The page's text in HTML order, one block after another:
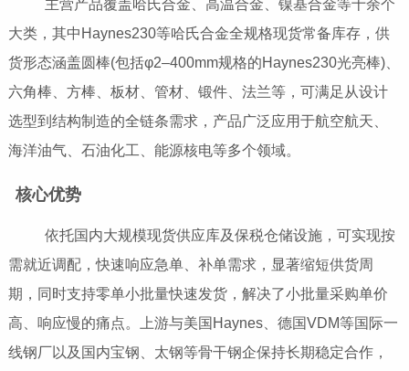
主营产品覆盖哈氏合金、高温合金、镍基合金等十余个
大类，其中Haynes230等哈氏合金全规格现货常备库存，供
货形态涵盖圆棒(包括φ2–400mm规格的Haynes230光亮棒)、
六角棒、方棒、板材、管材、锻件、法兰等，可满足从设计
选型到结构制造的全链条需求，产品广泛应用于航空航天、
海洋油气、石油化工、能源核电等多个领域。
核心优势
依托国内大规模现货供应库及保税仓储设施，可实现按
需就近调配，快速响应急单、补单需求，显著缩短供货周
期，同时支持零单小批量快速发货，解决了小批量采购单价
高、响应慢的痛点。上游与美国Haynes、德国VDM等国际一
线钢厂以及国内宝钢、太钢等骨干钢企保持长期稳定合作，